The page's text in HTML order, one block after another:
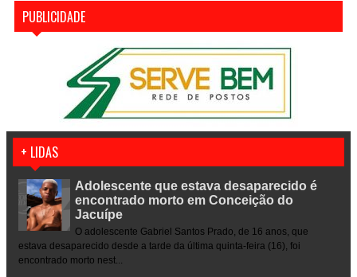
PUBLICIDADE
+ LIDAS
Adolescente que estava desaparecido é
encontrado morto em Conceição do
Jacuípe
O adolescente Gabriel Santos Prado, de 16 anos, que
estava desaparecido desde a tarde da última quinta-feira (16), foi
encontrado morto nest...